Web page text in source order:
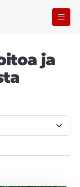
ja